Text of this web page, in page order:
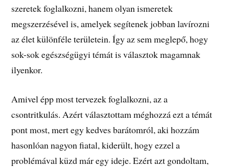
szeretek foglalkozni, hanem olyan ismeretek
megszerzésével is, amelyek segítenek jobban lavírozni
az élet különféle területein. Így az sem meglepő, hogy
sok-sok egészségügyi témát is választok magamnak
ilyenkor.
Amivel épp most tervezek foglalkozni, az a
csontritkulás. Azért választottam méghozzá ezt a témát
pont most, mert egy kedves barátomról, aki hozzám
hasonlóan nagyon fiatal, kiderült, hogy ezzel a
problémával küzd már egy ideje. Ezért azt gondoltam,